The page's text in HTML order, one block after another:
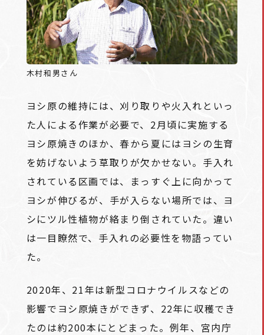
木村和男さん
ヨシ原の維持には、刈り取りや火入れといっ
た人による作業が必要で、2月頃に実施する
ヨシ原焼きのほか、春から夏にはヨシの生育
を妨げないよう草取りが欠かせない。手入れ
されている区画では、まっすぐ上に向かって
ヨシが伸びるが、手が入らない場所では、ヨ
シにツル性植物が絡まり倒されていた。違い
は一目瞭然で、手入れの必要性を物語ってい
た。
2020年、21年は新型コロナウイルスなどの
影響でヨシ原焼きができず、22年に収穫でき
たのは約200本にとどまった。例年、宮内庁